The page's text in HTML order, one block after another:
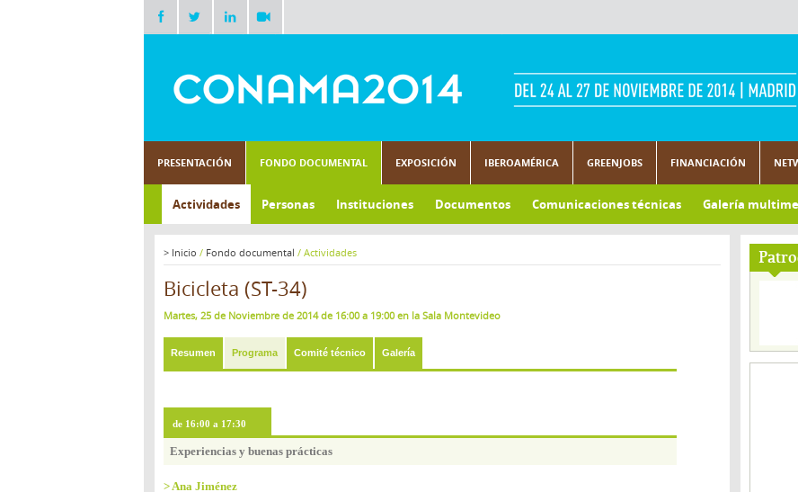
PRESENTACIÓN FONDO DOCUMENTAL EXPOSICIÓN IBEROAMÉRICA GREENJOBS FINANCIACIÓN
Actividades Personas Instituciones Documentos Comunicaciones técnicas Galería
> Inicio / Fondo documental / Actividades
Bicicleta (ST-34)
Martes, 25 de Noviembre de 2014 de 16:00 a 19:00 en la Sala Montevideo
Resumen Programa Comité técnico Galería
de 16:00 a 17:30
Experiencias y buenas prácticas
> Ana Jiménez